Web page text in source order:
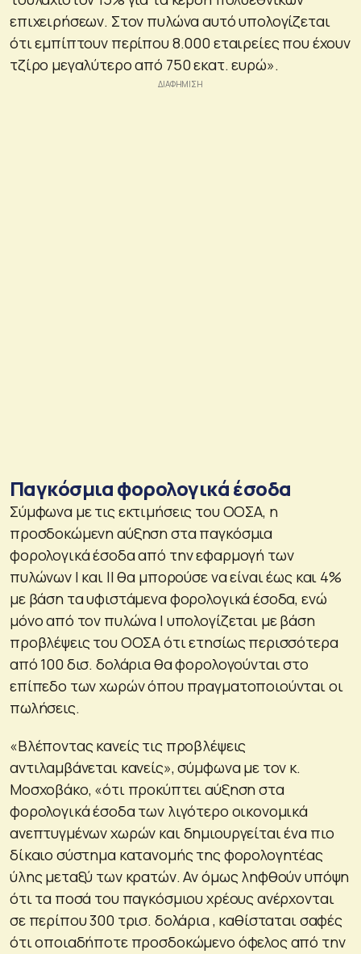
επιχειρήσεων. Στον πυλώνα αυτό υπολογίζεται
ότι εμπίπτουν περίπου 8.000 εταιρείες που έχουν
τζίρο μεγαλύτερο από 750 εκατ. ευρώ».
Παγκόσμια φορολογικά έσοδα
Σύμφωνα με τις εκτιμήσεις του ΟΟΣΑ, η
προσδοκώμενη αύξηση στα παγκόσμια
φορολογικά έσοδα από την εφαρμογή των
πυλώνων Ι και ΙΙ θα μπορούσε να είναι έως και 4%
με βάση τα υφιστάμενα φορολογικά έσοδα, ενώ
μόνο από τον πυλώνα Ι υπολογίζεται με βάση
προβλέψεις του ΟΟΣΑ ότι ετησίως περισσότερα
από 100 δισ. δολάρια θα φορολογούνται στο
επίπεδο των χωρών όπου πραγματοποιούνται οι
πωλήσεις.
«Βλέποντας κανείς τις προβλέψεις
αντιλαμβάνεται κανείς», σύμφωνα με τον κ.
Μοσχοβάκο, «ότι προκύπτει αύξηση στα
φορολογικά έσοδα των λιγότερο οικονομικά
ανεπτυγμένων χωρών και δημιουργείται ένα πιο
δίκαιο σύστημα κατανομής της φορολογητέας
ύλης μεταξύ των κρατών. Αν όμως ληφθούν υπόψη
ότι τα ποσά του παγκόσμιου χρέους ανέρχονται
σε περίπου 300 τρισ. δολάρια , καθίσταται σαφές
ότι οποιαδήποτε προσδοκώμενο όφελος από την